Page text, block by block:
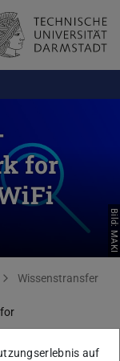
for
Bild: MAKI
Wissenstransfer
auf